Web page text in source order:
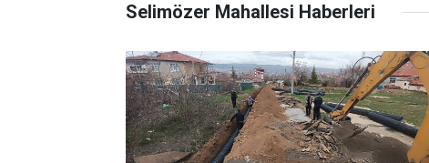
Selimözer Mahallesi Haberleri